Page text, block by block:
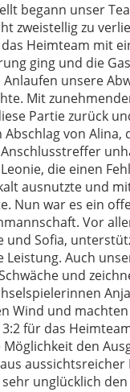
begann unser
zweistellig zu
Heimteam mit
ging und die
unsere
Mit
Partie zurück
von Alina,
die einen
ausnutzte und
Nun war es ein
Vor
und Sofia,
Leistung. Auch
und
Wind und
für das
den
unglücklich